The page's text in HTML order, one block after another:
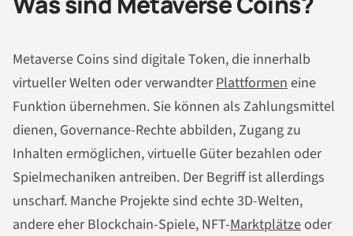
Metaverse Coins sind digitale Token, die innerhalb
virtueller Welten oder verwandterPlattformeneine
Funktion übernehmen. Sie können als Zahlungsmittel
dienen, Governance-Rechte abbilden, Zugang zu
Inhalten ermöglichen, virtuelle Güter bezahlen oder
Spielmechaniken antreiben. Der Begriff ist allerdings
unscharf. Manche Projekte sind echte 3D-Welten,
andere eher Blockchain-Spiele, NFT-Marktplätzeoder